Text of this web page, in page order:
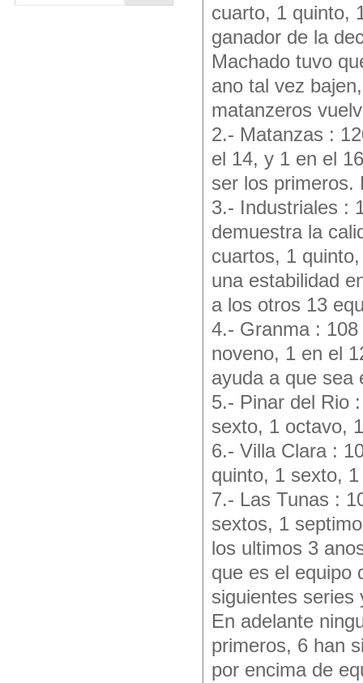
cuarto, 1 quinto,
ganador de la
Machado tuvo
ano tal vez
matanzeros
2.- Matanzas :
el 14, y 1 en el
ser los primeros.
3.- Industriales :
demuestra la
cuartos, 1
una estabilidad
a los otros 13
4.- Granma :
noveno, 1 en el
ayuda a que sea
5.- Pinar del Rio
sexto, 1 octavo,
6.- Villa Clara :
quinto, 1 sexto,
7.- Las Tunas :
sextos, 1
los ultimos 3
que es el equipo
siguientes series
En adelante
primeros, 6 han
por encima de